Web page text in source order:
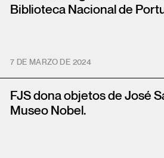
Biblioteca Nacional de
7 DE MARZO DE 2024
FJS dona objetos de José
Museo Nobel.